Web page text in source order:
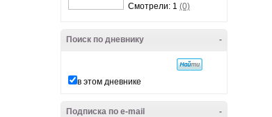
Смотрели: 1 (0)
-
Поиск по дневнику
в этом дневнике
-
Подписка по e-mail